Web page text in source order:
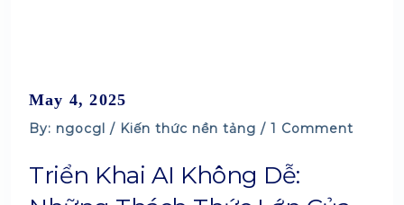
May 4, 2025
By: ngocgl / Kiến thức nền tảng / 1 Comment
Triển Khai AI Không Dễ: